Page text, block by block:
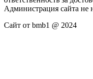
Администрация сайта не
Сайт от bmb1 @ 2024